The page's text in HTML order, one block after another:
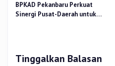
BPKAD Pekanbaru Perkuat
Sinergi Pusat-Daerah untuk
Tinggalkan Balasan